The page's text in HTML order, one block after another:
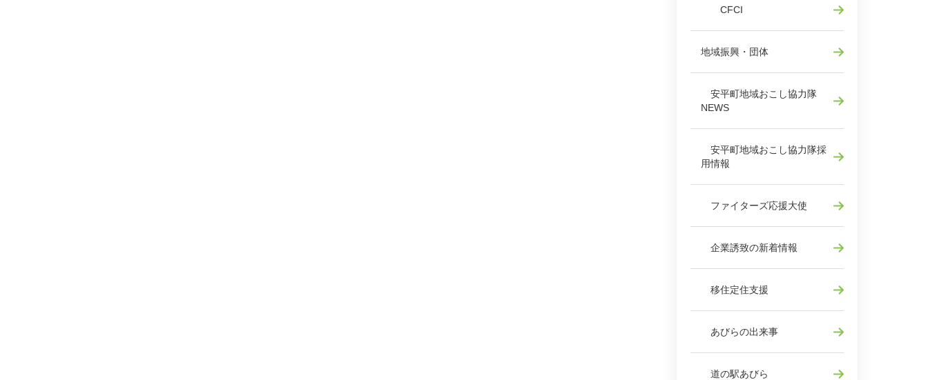
CFCI
地域振興・団体
安平町地域おこし協力隊
NEWS
安平町地域おこし協力隊採
用情報
ファイターズ応援大使
企業誘致の新着情報
移住定住支援
あびらの出来事
道の駅あびら